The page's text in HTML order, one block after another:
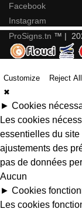
Facebook
Instagram
ProSigns.tn ™ |
Customize Reject All
✖
► Cookies
Les cookies
essentielles du
ajustements des
pas de données
Aucun
► Cookies
Les cookies